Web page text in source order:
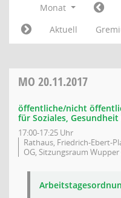
Monat
Aktuell
MO 20.11.2017
öffentliche/nicht
für Soziales,
17:00-17:25 Uhr
Rathaus, Friedrich-Ebert-
OG, Sitzungsraum Wupper